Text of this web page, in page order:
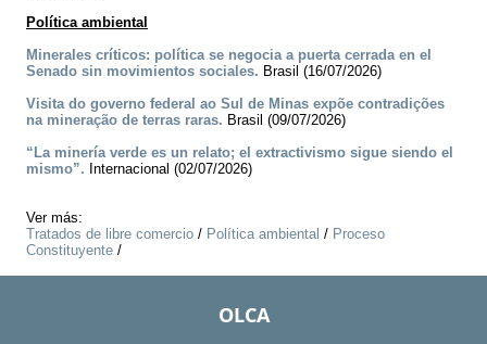
Política ambiental
Minerales críticos: política se negocia a puerta cerrada en el
Senado sin movimientos sociales. Brasil (16/07/2026)
Visita do governo federal ao Sul de Minas expõe contradições
na mineração de terras raras. Brasil (09/07/2026)
“La minería verde es un relato; el extractivismo sigue siendo el
mismo”. Internacional (02/07/2026)
Ver más:
Tratados de libre comercio / Política ambiental / Proceso
Constituyente /
OLCA